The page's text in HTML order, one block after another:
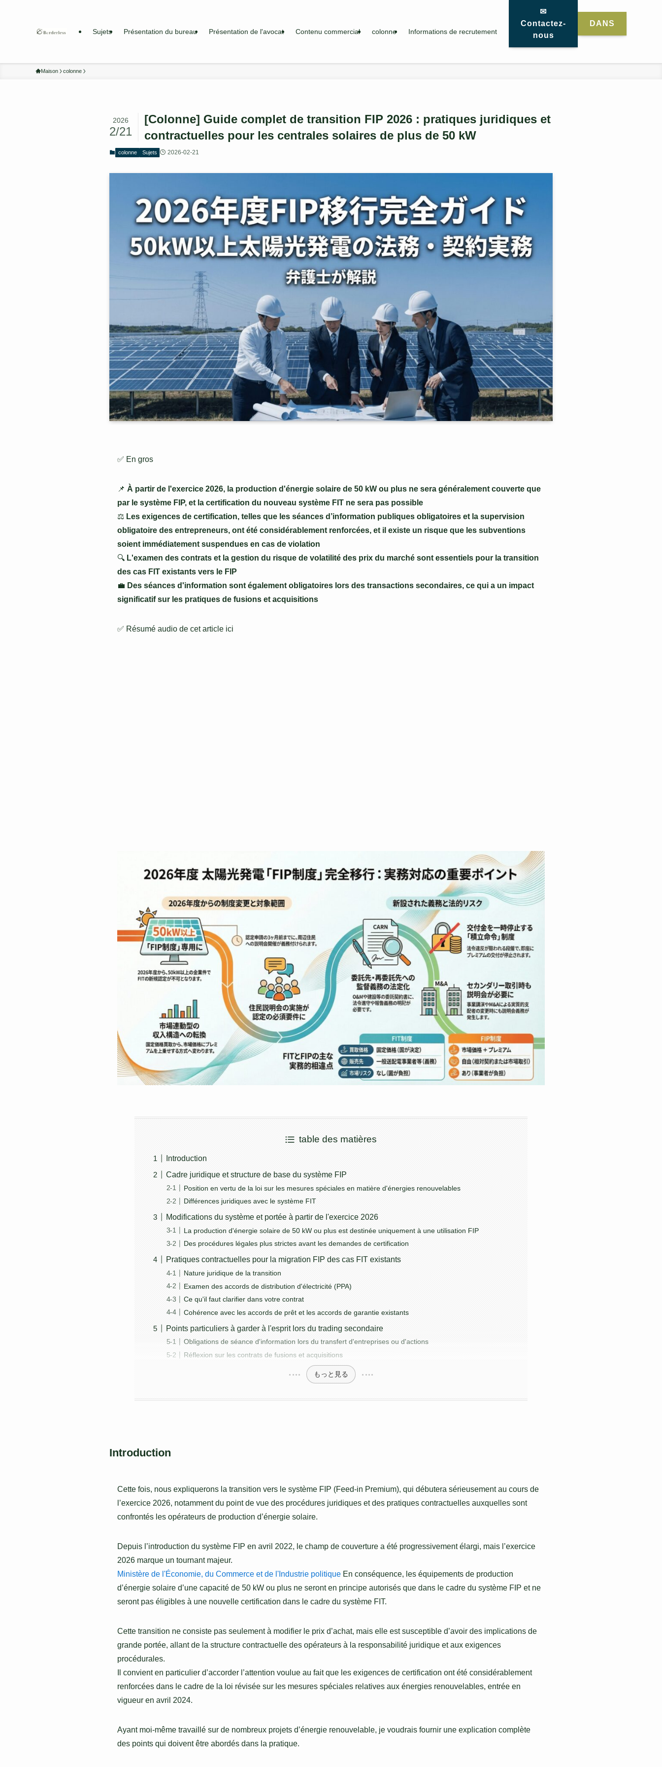
Sujets Présentation du bureau Présentation de l'avocat Contenu commercial colonne Informations de recrutement
✉
Contactez-
nous
DANS
Maison colonne
[Colonne] Guide complet de transition FIP 2026 : pratiques juridiques et
contractuelles pour les centrales solaires de plus de 50 kW
2026
2/21
colonne Sujets 2026-02-21
✅ En gros
📌 À partir de l'exercice 2026, la production d'énergie solaire de 50 kW ou plus ne sera généralement couverte que
par le système FIP, et la certification du nouveau système FIT ne sera pas possible
⚖️ Les exigences de certification, telles que les séances d’information publiques obligatoires et la supervision
obligatoire des entrepreneurs, ont été considérablement renforcées, et il existe un risque que les subventions
soient immédiatement suspendues en cas de violation
🔍 L'examen des contrats et la gestion du risque de volatilité des prix du marché sont essentiels pour la transition
des cas FIT existants vers le FIP
💼 Des séances d'information sont également obligatoires lors des transactions secondaires, ce qui a un impact
significatif sur les pratiques de fusions et acquisitions
✅ Résumé audio de cet article ici
table des matières
Introduction
Cadre juridique et structure de base du système FIP
Position en vertu de la loi sur les mesures spéciales en matière d'énergies renouvelables
Différences juridiques avec le système FIT
Modifications du système et portée à partir de l'exercice 2026
La production d'énergie solaire de 50 kW ou plus est destinée uniquement à une utilisation FIP
Des procédures légales plus strictes avant les demandes de certification
Pratiques contractuelles pour la migration FIP des cas FIT existants
Nature juridique de la transition
Examen des accords de distribution d'électricité (PPA)
Ce qu'il faut clarifier dans votre contrat
Cohérence avec les accords de prêt et les accords de garantie existants
Points particuliers à garder à l'esprit lors du trading secondaire
Obligations de séance d'information lors du transfert d'entreprises ou d'actions
Réflexion sur les contrats de fusions et acquisitions
もっと見る
Introduction
Cette fois, nous expliquerons la transition vers le système FIP (Feed-in Premium), qui débutera sérieusement au cours de
l’exercice 2026, notamment du point de vue des procédures juridiques et des pratiques contractuelles auxquelles sont
confrontés les opérateurs de production d’énergie solaire.
Depuis l’introduction du système FIP en avril 2022, le champ de couverture a été progressivement élargi, mais l’exercice
2026 marque un tournant majeur.
Ministère de l'Économie, du Commerce et de l'Industrie politique En conséquence, les équipements de production
d’énergie solaire d’une capacité de 50 kW ou plus ne seront en principe autorisés que dans le cadre du système FIP et ne
seront pas éligibles à une nouvelle certification dans le cadre du système FIT.
Cette transition ne consiste pas seulement à modifier le prix d’achat, mais elle est susceptible d’avoir des implications de
grande portée, allant de la structure contractuelle des opérateurs à la responsabilité juridique et aux exigences
procédurales.
Il convient en particulier d’accorder l’attention voulue au fait que les exigences de certification ont été considérablement
renforcées dans le cadre de la loi révisée sur les mesures spéciales relatives aux énergies renouvelables, entrée en
vigueur en avril 2024.
Ayant moi-même travaillé sur de nombreux projets d’énergie renouvelable, je voudrais fournir une explication complète
des points qui doivent être abordés dans la pratique.